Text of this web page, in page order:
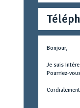
Téléphone
Métier
concerné